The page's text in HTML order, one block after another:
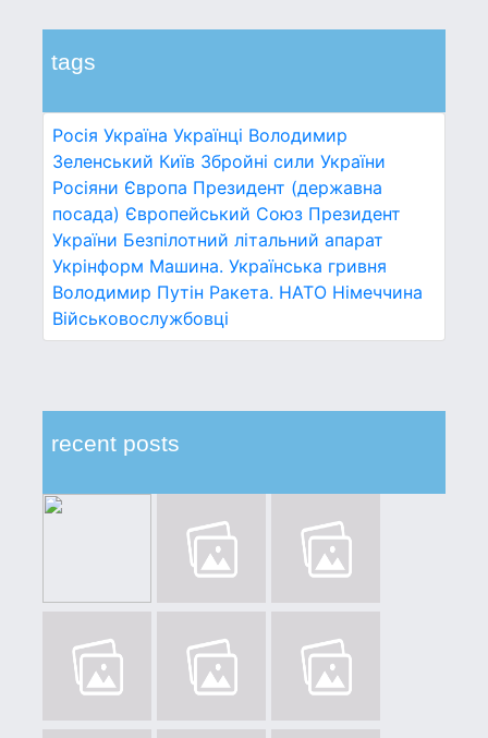
tags
Росія Україна Українці Володимир
Зеленський Київ Збройні сили України
Росіяни Європа Президент (державна
посада) Європейський Союз Президент
України Безпілотний літальний апарат
Укрінформ Машина. Українська гривня
Володимир Путін Ракета. НАТО Німеччина
Військовослужбовці
recent posts